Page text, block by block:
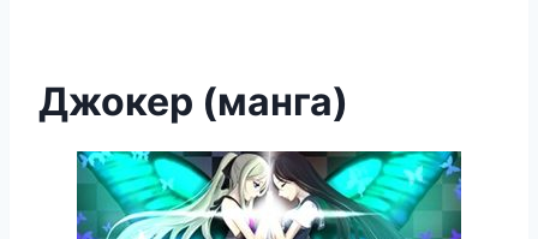
Джокер (манга)